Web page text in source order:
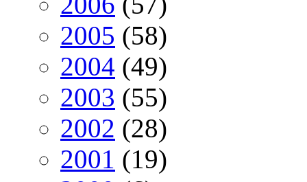
2005 (58)
2004 (49)
2003 (55)
2002 (28)
2001 (19)